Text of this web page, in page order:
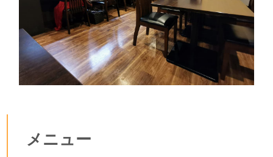
メニュー